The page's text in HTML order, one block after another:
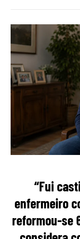
“Fui
enfermeiro
reformou-se